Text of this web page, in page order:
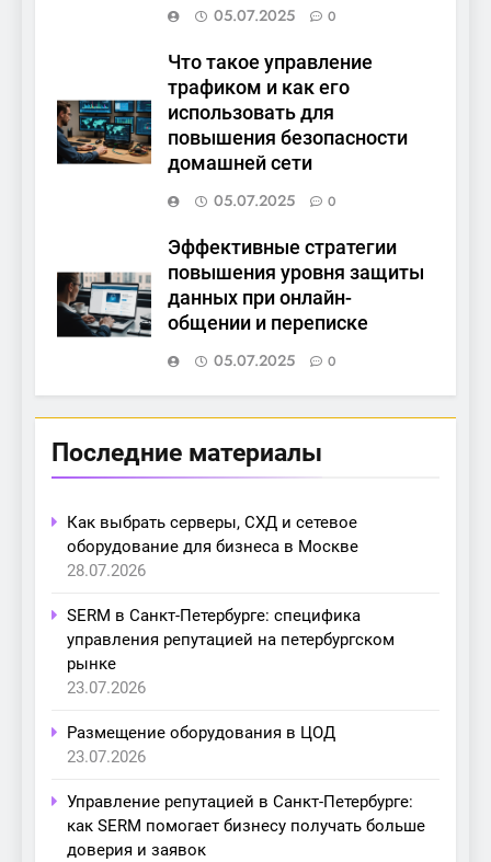
05.07.2025
0
Что такое управление
трафиком и как его
использовать для
повышения безопасности
домашней сети
05.07.2025
0
Эффективные стратегии
повышения уровня защиты
данных при онлайн-
общении и переписке
05.07.2025
0
Последние материалы
Как выбрать серверы, СХД и сетевое
оборудование для бизнеса в Москве
28.07.2026
SERM в Санкт-Петербурге: специфика
управления репутацией на петербургском
рынке
23.07.2026
Размещение оборудования в ЦОД
23.07.2026
Управление репутацией в Санкт-Петербурге:
как SERM помогает бизнесу получать больше
доверия и заявок